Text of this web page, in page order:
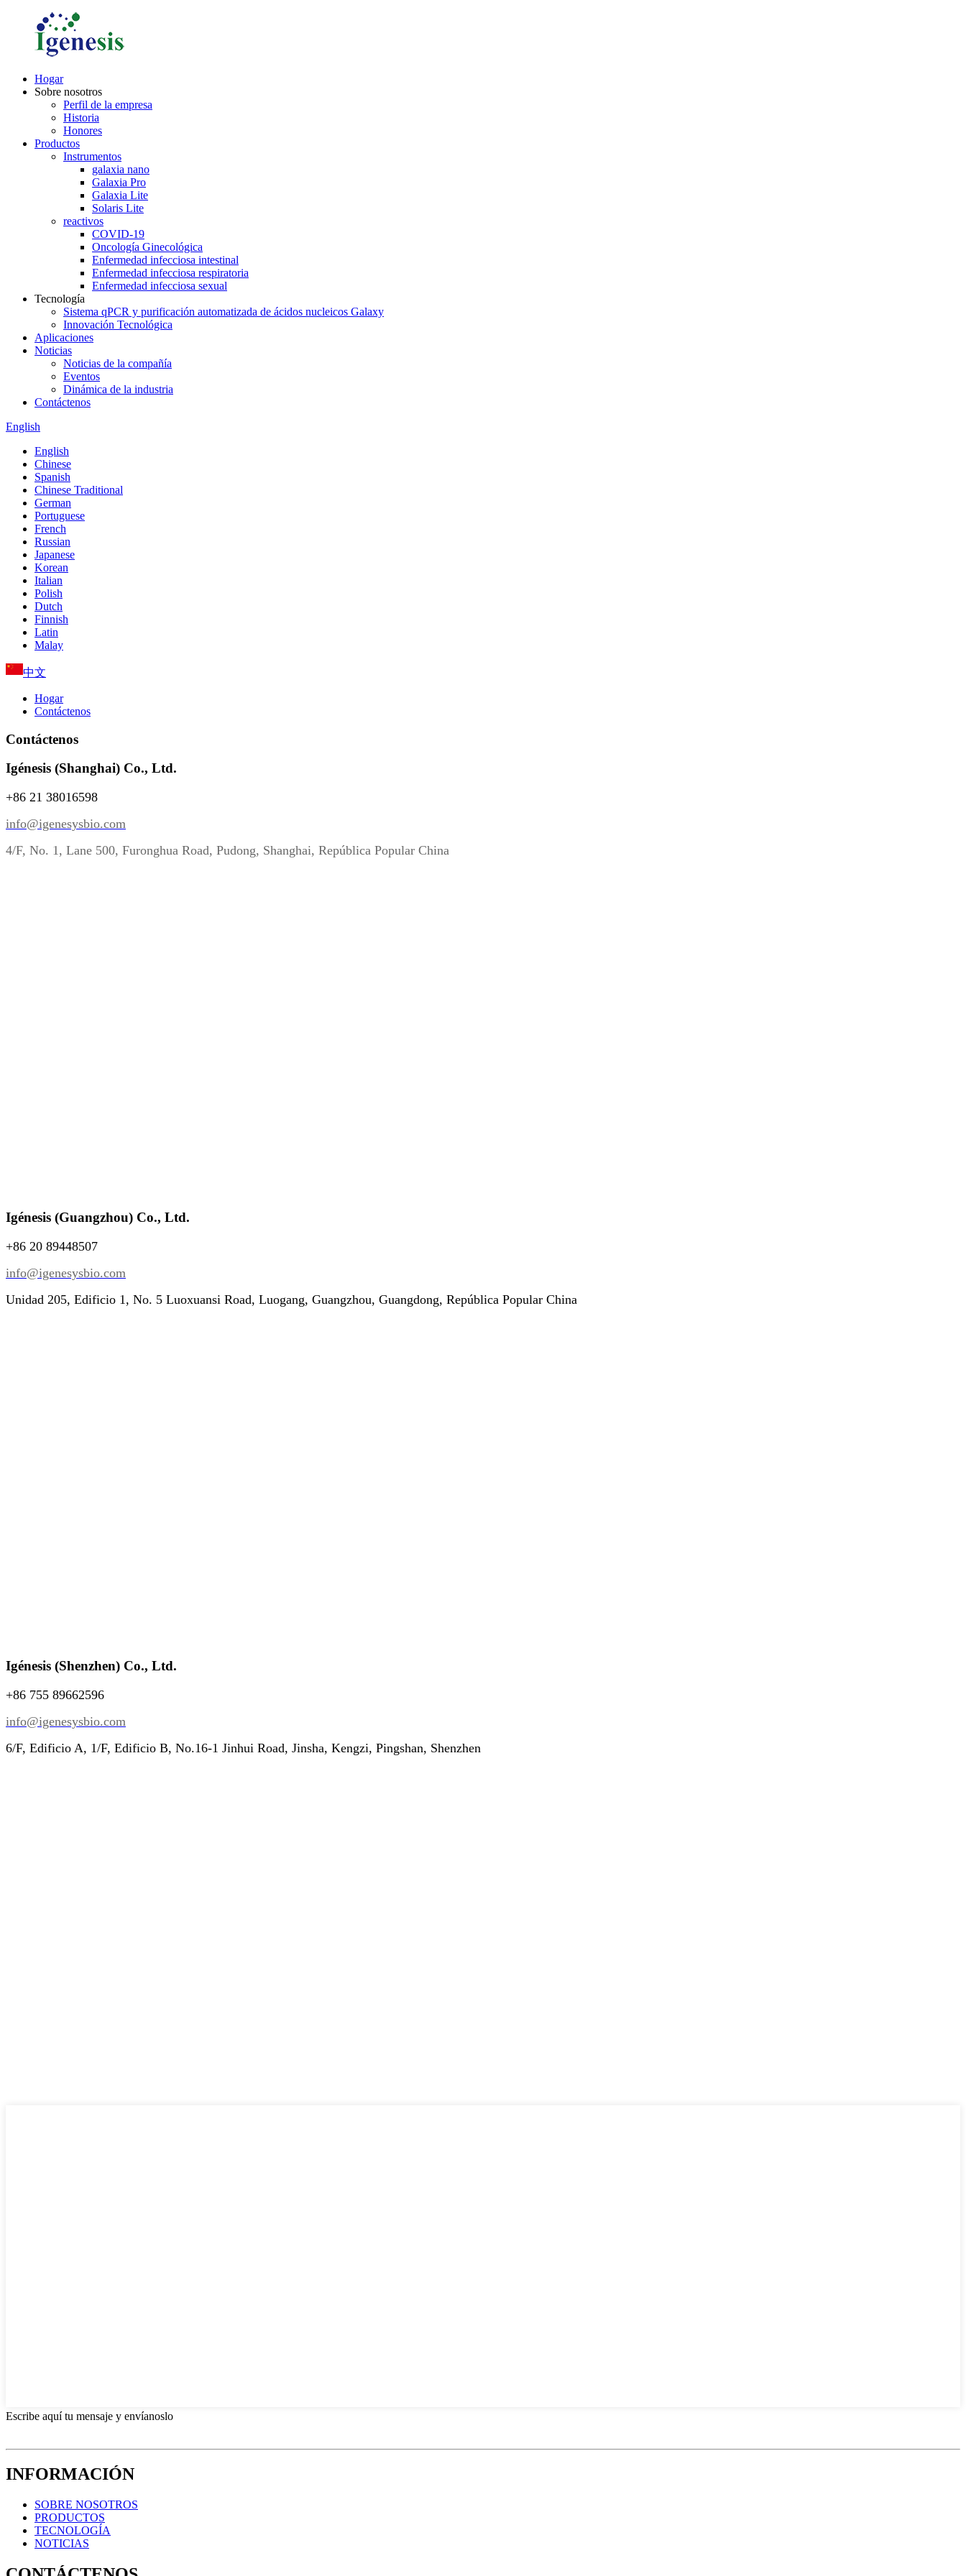
Hogar
Sobre nosotros
Perfil de la empresa
Historia
Honores
Productos
Instrumentos
galaxia nano
Galaxia Pro
Galaxia Lite
Solaris Lite
reactivos
COVID-19
Oncología Ginecológica
Enfermedad infecciosa intestinal
Enfermedad infecciosa respiratoria
Enfermedad infecciosa sexual
Tecnología
Sistema qPCR y purificación automatizada de ácidos nucleicos Galaxy
Innovación Tecnológica
Aplicaciones
Noticias
Noticias de la compañía
Eventos
Dinámica de la industria
Contáctenos
English
English
Chinese
Spanish
Chinese Traditional
German
Portuguese
French
Russian
Japanese
Korean
Italian
Polish
Dutch
Finnish
Latin
Malay
中文
Hogar
Contáctenos
Contáctenos
Igénesis (Shanghai) Co., Ltd.
+86 21 38016598
info@igenesysbio.com
4/F, No. 1, Lane 500, Furonghua Road, Pudong, Shanghai, República Popular China
Igénesis (Guangzhou) Co., Ltd.
+86 20 89448507
info@igenesysbio.com
Unidad 205, Edificio 1, No. 5 Luoxuansi Road, Luogang, Guangzhou, Guangdong, República Popular China
Igénesis (Shenzhen) Co., Ltd.
+86 755 89662596
info@igenesysbio.com
6/F, Edificio A, 1/F, Edificio B, No.16-1 Jinhui Road, Jinsha, Kengzi, Pingshan, Shenzhen
Escribe aquí tu mensaje y envíanoslo
INFORMACIÓN
SOBRE NOSOTROS
PRODUCTOS
TECNOLOGÍA
NOTICIAS